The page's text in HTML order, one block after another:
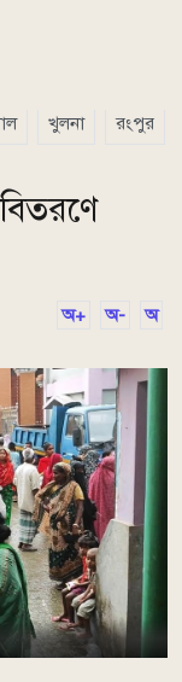
খুলনা রংপুর
অ+ অ- অ